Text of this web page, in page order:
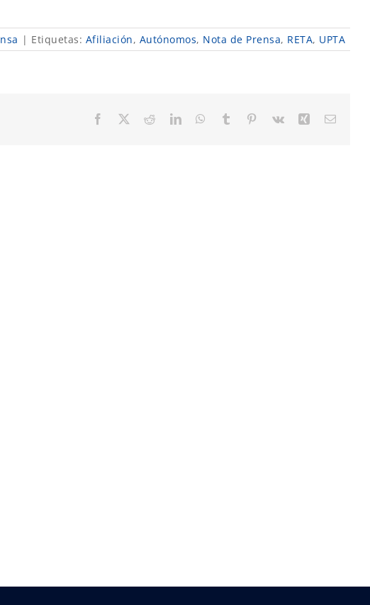
| Etiquetas: Afiliación, Autónomos, Nota de Prensa, RETA, UPTA
Facebook RedditLinkedInWhatsApp
Tumblr Pinterest
Vk XingCorreo